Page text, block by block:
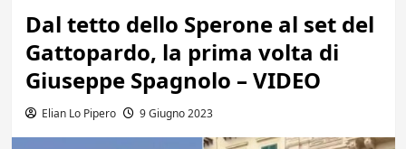
Dal tetto dello Sperone al set del
Gattopardo, la prima volta di
Giuseppe Spagnolo – VIDEO
Elian Lo Pipero 9 Giugno 2023